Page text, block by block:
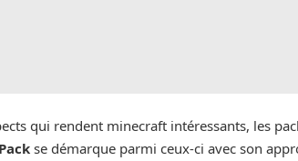
qui rendent minecraft intéressants, les
se démarque parmi ceux-ci avec son